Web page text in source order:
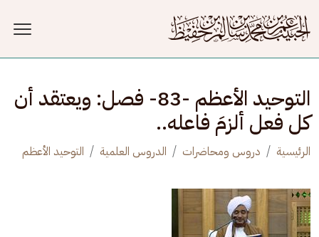
التوحيد الأعظم -83- فصل: ويعتقد أن
كل فعل ألزمَ فاعله..
الرئيسية دروس ومحاضرات الدروس العلمية التوحيد الأعظم